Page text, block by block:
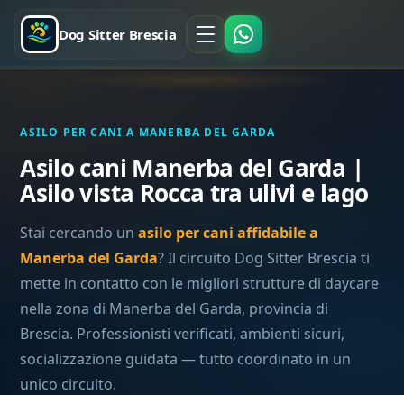
Dog Sitter Brescia
ASILO PER CANI A MANERBA DEL GARDA
Asilo cani Manerba del Garda |
Asilo vista Rocca tra ulivi e lago
Stai cercando unasilo per cani affidabile a
Manerba del Garda? Il circuito Dog Sitter Brescia ti
mette in contatto con le migliori strutture di daycare
nella zona di Manerba del Garda, provincia di
Brescia. Professionisti verificati, ambienti sicuri,
socializzazione guidata — tutto coordinato in un
unico circuito.